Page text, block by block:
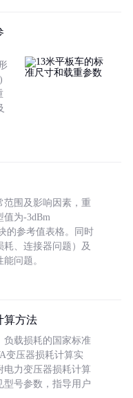
范围及影响因素，重
值为-3dBm
的参考值表格。同时
、连接器问题）及
问题。
算方法
负载损耗的国家标准
变压器损耗计算实
电力变压器损耗计算
型号参数，指导用户